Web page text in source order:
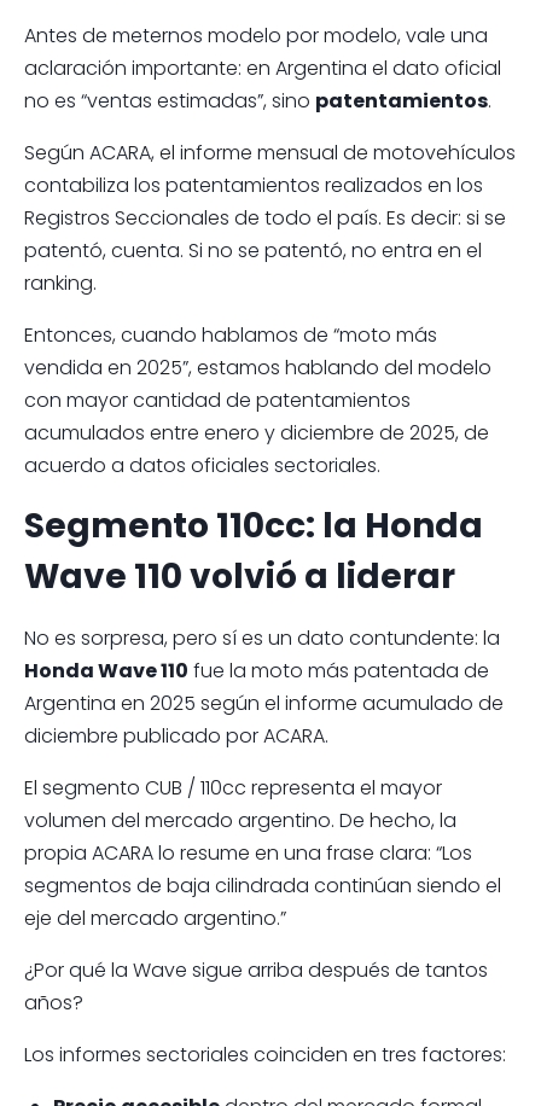
Antes de meternos modelo por modelo, vale una
aclaración importante: en Argentina el dato oficial
no es “ventas estimadas”, sino patentamientos.
Según ACARA, el informe mensual de motovehículos
contabiliza los patentamientos realizados en los
Registros Seccionales de todo el país. Es decir: si se
patentó, cuenta. Si no se patentó, no entra en el
ranking.
Entonces, cuando hablamos de “moto más
vendida en 2025”, estamos hablando del modelo
con mayor cantidad de patentamientos
acumulados entre enero y diciembre de 2025, de
acuerdo a datos oficiales sectoriales.
Segmento 110cc: la Honda
Wave 110 volvió a liderar
No es sorpresa, pero sí es un dato contundente: la
Honda Wave 110 fue la moto más patentada de
Argentina en 2025 según el informe acumulado de
diciembre publicado por ACARA.
El segmento CUB / 110cc representa el mayor
volumen del mercado argentino. De hecho, la
propia ACARA lo resume en una frase clara: “Los
segmentos de baja cilindrada continúan siendo el
eje del mercado argentino.”
¿Por qué la Wave sigue arriba después de tantos
años?
Los informes sectoriales coinciden en tres factores: